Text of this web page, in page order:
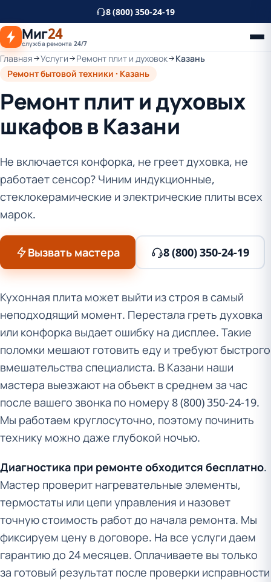
основному
контенту
8 (800) 350-24-19
Миг24
служба ремонта 24/7
Главная Услуги Ремонт плит и духовок
Казань
Ремонт бытовой техники · Казань
Ремонт плит и духовых
шкафов в Казани
Не включается конфорка, не греет духовка, не
работает сенсор? Чиним индукционные,
стеклокерамические и электрические плиты всех
марок.
Вызвать мастера 8 (800) 350-24-19
Кухонная плита может выйти из строя в самый
неподходящий момент. Перестала греть духовка
или конфорка выдает ошибку на дисплее. Такие
поломки мешают готовить еду и требуют быстрого
вмешательства специалиста. В Казани наши
мастера выезжают на объект в среднем за час
после вашего звонка по номеру 8 (800) 350-24-19.
Мы работаем круглосуточно, поэтому починить
технику можно даже глубокой ночью.
Диагностика при ремонте обходится бесплатно.
Мастер проверит нагревательные элементы,
термостаты или цепи управления и назовет
точную стоимость работ до начала ремонта. Мы
фиксируем цену в договоре. На все услуги даем
гарантию до 24 месяцев. Оплачиваете вы только
за готовый результат после проверки исправности